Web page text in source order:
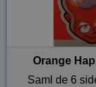
Orange
Saml de 6